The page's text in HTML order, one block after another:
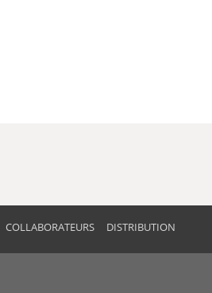
COLLABORATEURS DISTRIBUTION